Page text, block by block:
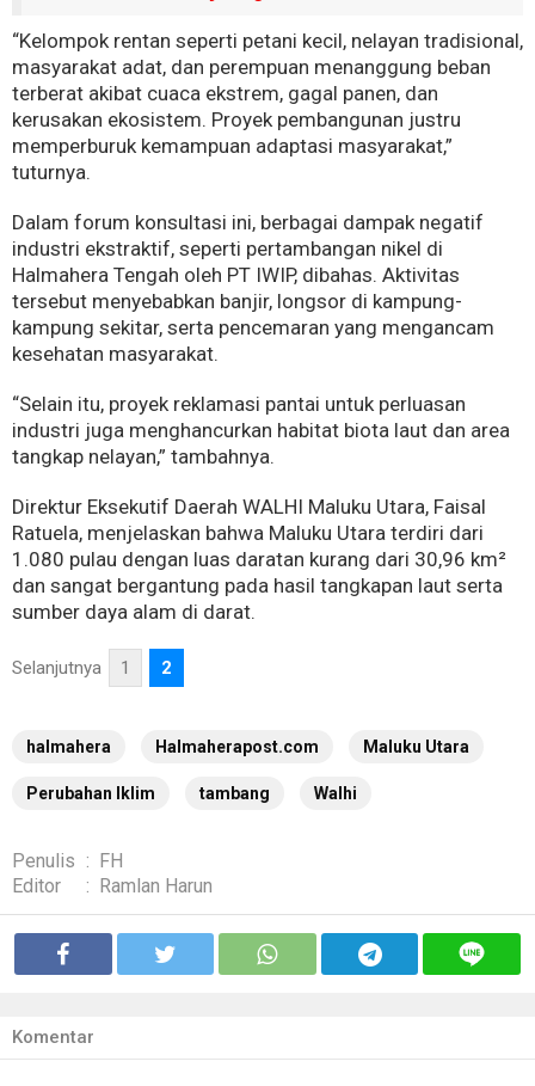
“Kelompok rentan seperti petani kecil, nelayan tradisional,
masyarakat adat, dan perempuan menanggung beban
terberat akibat cuaca ekstrem, gagal panen, dan
kerusakan ekosistem. Proyek pembangunan justru
memperburuk kemampuan adaptasi masyarakat,”
tuturnya.
Dalam forum konsultasi ini, berbagai dampak negatif
industri ekstraktif, seperti pertambangan nikel di
Halmahera Tengah oleh PT IWIP, dibahas. Aktivitas
tersebut menyebabkan banjir, longsor di kampung-
kampung sekitar, serta pencemaran yang mengancam
kesehatan masyarakat.
“Selain itu, proyek reklamasi pantai untuk perluasan
industri juga menghancurkan habitat biota laut dan area
tangkap nelayan,” tambahnya.
Direktur Eksekutif Daerah WALHI Maluku Utara, Faisal
Ratuela, menjelaskan bahwa Maluku Utara terdiri dari
1.080 pulau dengan luas daratan kurang dari 30,96 km²
dan sangat bergantung pada hasil tangkapan laut serta
sumber daya alam di darat.
Selanjutnya 1 2
halmahera Halmaherapost.com Maluku Utara
Perubahan Iklim tambang Walhi
Penulis : FH
Editor
: Ramlan Harun
Komentar